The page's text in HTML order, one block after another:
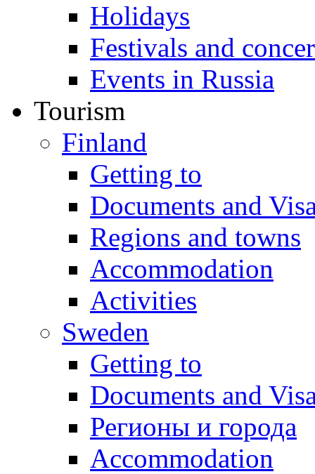
Holidays
Festivals and
Events in Russia
Tourism
Finland
Getting to
Documents and
Regions and towns
Accommodation
Activities
Sweden
Getting to
Documents and
Регионы и города
Accommodation